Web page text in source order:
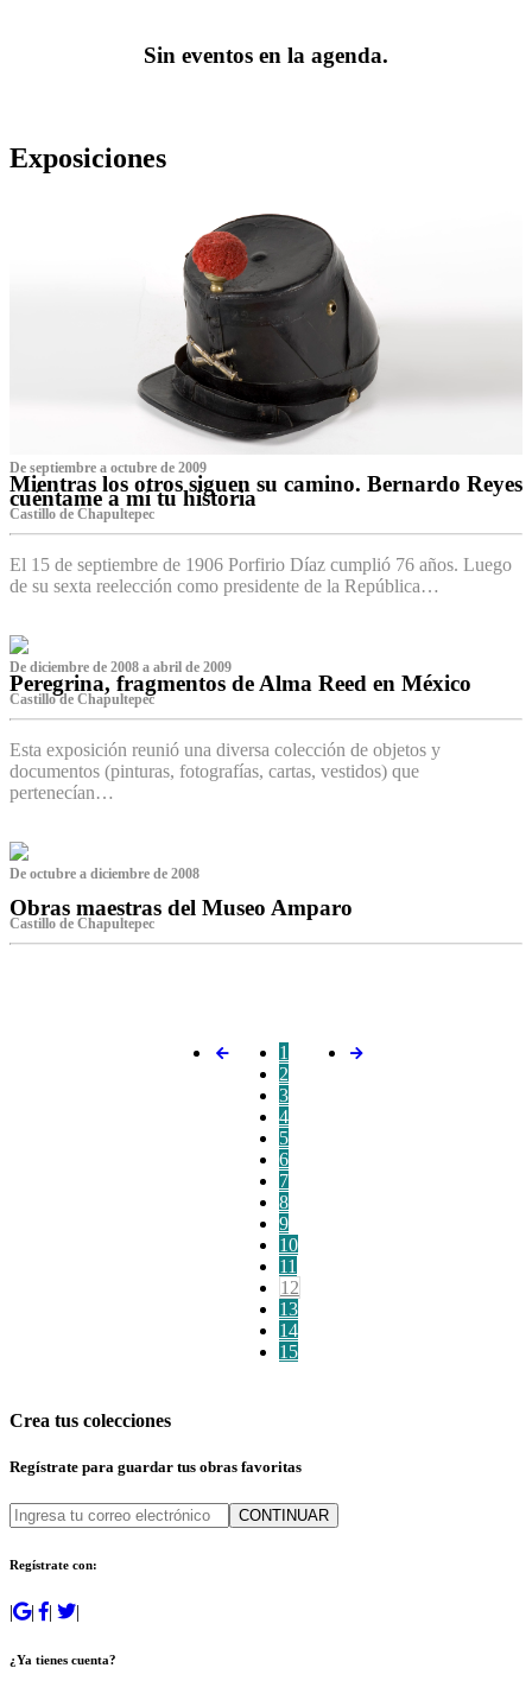
Sin eventos en la agenda.
Exposiciones
De septiembre a octubre de 2009
Mientras los otros siguen su camino. Bernardo Reyes
cuéntame a mí tu historia
Castillo de Chapultepec
El 15 de septiembre de 1906 Porfirio Díaz cumplió 76 años. Luego
de su sexta reelección como presidente de la República…
De diciembre de 2008 a abril de 2009
Peregrina, fragmentos de Alma Reed en México
Castillo de Chapultepec
Esta exposición reunió una diversa colección de objetos y
documentos (pinturas, fotografías, cartas, vestidos) que
pertenecían…
De octubre a diciembre de 2008
Obras maestras del Museo Amparo
Castillo de Chapultepec
1
2
3
4
5
6
7
8
9
10
11
12
13
14
15
Crea tus colecciones
Regístrate para guardar tus obras favoritas
CONTINUAR
Regístrate con:
| | | |
¿Ya tienes cuenta?